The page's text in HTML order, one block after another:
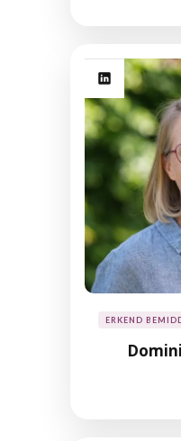
ERKEND